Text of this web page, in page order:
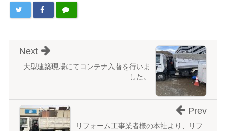
大型建築現場にてコンテナ入替を行いま
した。
Next
リフォーム工事業者様の本社より、リフ
Prev